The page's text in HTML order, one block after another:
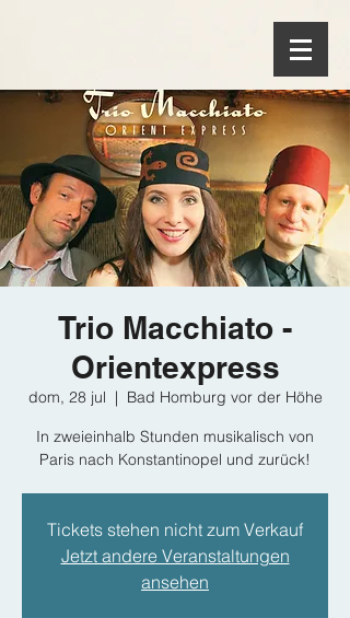
Trio Macchiato -
Orientexpress
dom, 28 jul
  |
Bad Homburg vor der Höhe
In zweieinhalb Stunden musikalisch von
Paris nach Konstantinopel und zurück!
Tickets stehen nicht zum Verkauf
Jetzt andere Veranstaltungen
ansehen